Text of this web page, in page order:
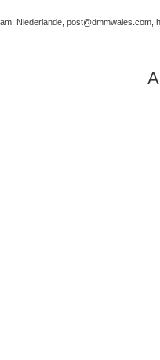
Niederlande, post@dmmwales.com,